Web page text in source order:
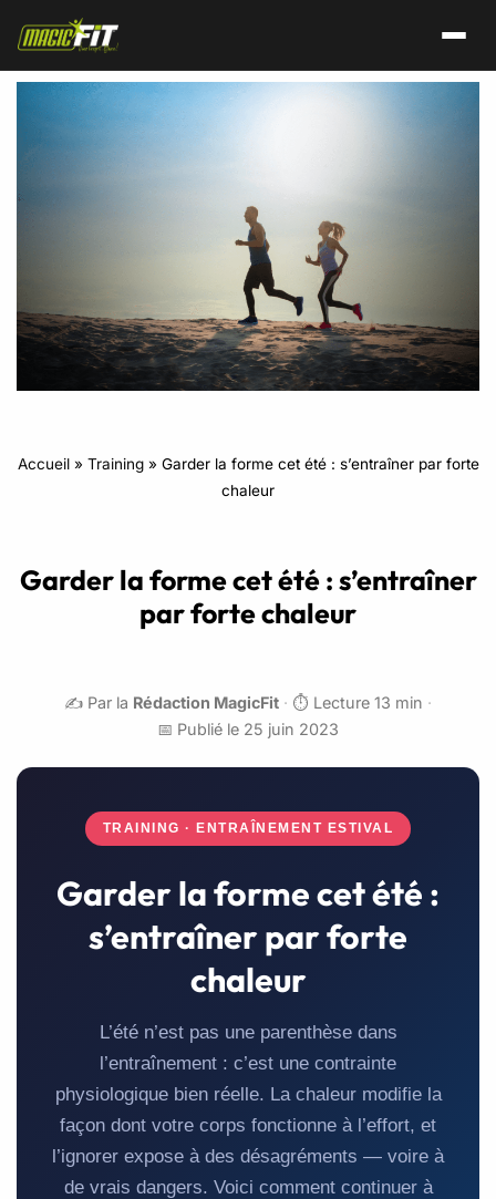
Accueil» Training» Garder la forme cet été : s’entraîner par forte
chaleur
Garder la forme cet été : s’entraîner
par forte chaleur
✍️ Par la Rédaction MagicFit · ⏱️ Lecture 13 min ·
📅 Publié le 25 juin 2023
TRAINING · ENTRAÎNEMENT ESTIVAL
Garder la forme cet été :
s’entraîner par forte
chaleur
L’été n’est pas une parenthèse dans
l’entraînement : c’est une contrainte
physiologique bien réelle. La chaleur modifie la
façon dont votre corps fonctionne à l’effort, et
l’ignorer expose à des désagréments — voire à
de vrais dangers. Voici comment continuer à